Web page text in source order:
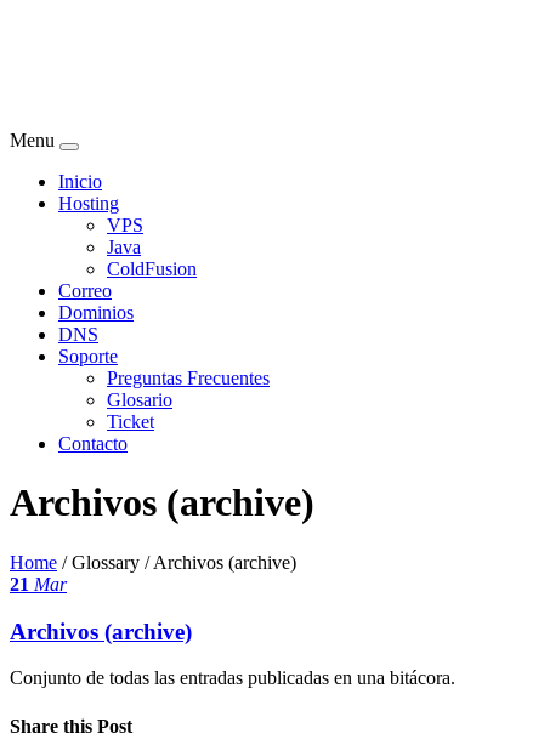
Menu
Inicio
Hosting
VPS
Java
ColdFusion
Correo
Dominios
DNS
Soporte
Preguntas Frecuentes
Glosario
Ticket
Contacto
Archivos (archive)
Home / Glossary /Archivos (archive)
21 Mar
Archivos (archive)
Conjunto de todas las entradas publicadas en una bitácora.
Share this Post